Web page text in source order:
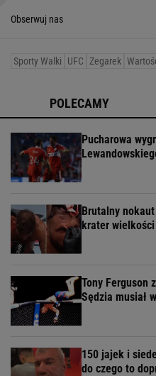
Obserwuj nas
Sporty Walki UFC Zegarek
POLECAMY
Pucharowa
Brutalny
krater wielkości
Tony Ferguson
Sędzia musiał
150 jajek i
do czego to